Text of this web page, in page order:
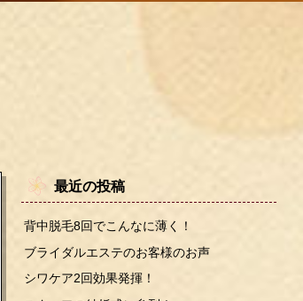
最近の投稿
背中脱毛8回でこんなに薄く！
ブライダルエステのお客様のお声
シワケア2回効果発揮！